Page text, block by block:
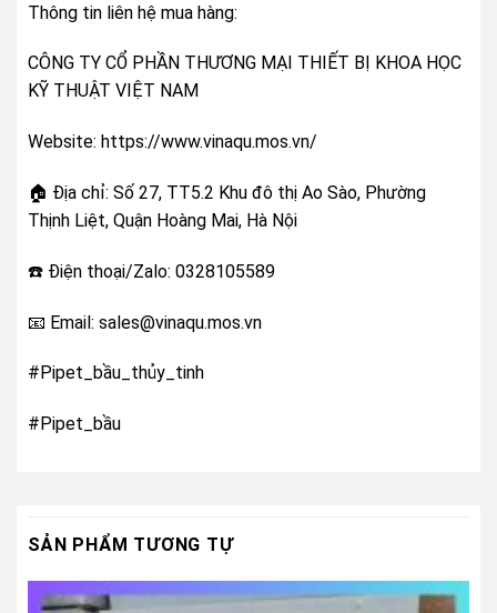
Thông tin liên hệ mua hàng:
CÔNG TY CỔ PHẦN THƯƠNG MẠI THIẾT BỊ KHOA HỌC
KỸ THUẬT VIỆT NAM
Website: https://www.vinaqu.mos.vn/
🏠 Địa chỉ: Số 27, TT5.2 Khu đô thị Ao Sào, Phường
Thịnh Liệt, Quận Hoàng Mai, Hà Nội
☎️ Điện thoại/Zalo: 0328105589
📧 Email: sales@vinaqu.mos.vn
#Pipet_bầu_thủy_tinh
#Pipet_bầu
SẢN PHẨM TƯƠNG TỰ